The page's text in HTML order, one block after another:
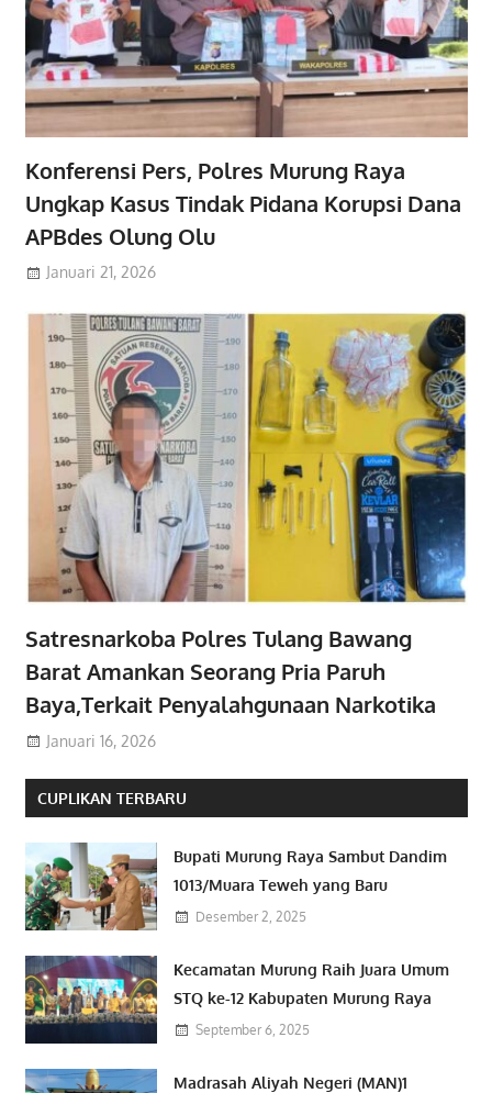
Konferensi Pers, Polres Murung Raya
Ungkap Kasus Tindak Pidana Korupsi Dana
APBdes Olung Olu
Januari 21, 2026
Satresnarkoba Polres Tulang Bawang
Barat Amankan Seorang Pria Paruh
Baya,Terkait Penyalahgunaan Narkotika
Januari 16, 2026
CUPLIKAN TERBARU
Bupati Murung Raya Sambut Dandim
1013/Muara Teweh yang Baru
Desember 2, 2025
Kecamatan Murung Raih Juara Umum
STQ ke-12 Kabupaten Murung Raya
September 6, 2025
Madrasah Aliyah Negeri (MAN)1